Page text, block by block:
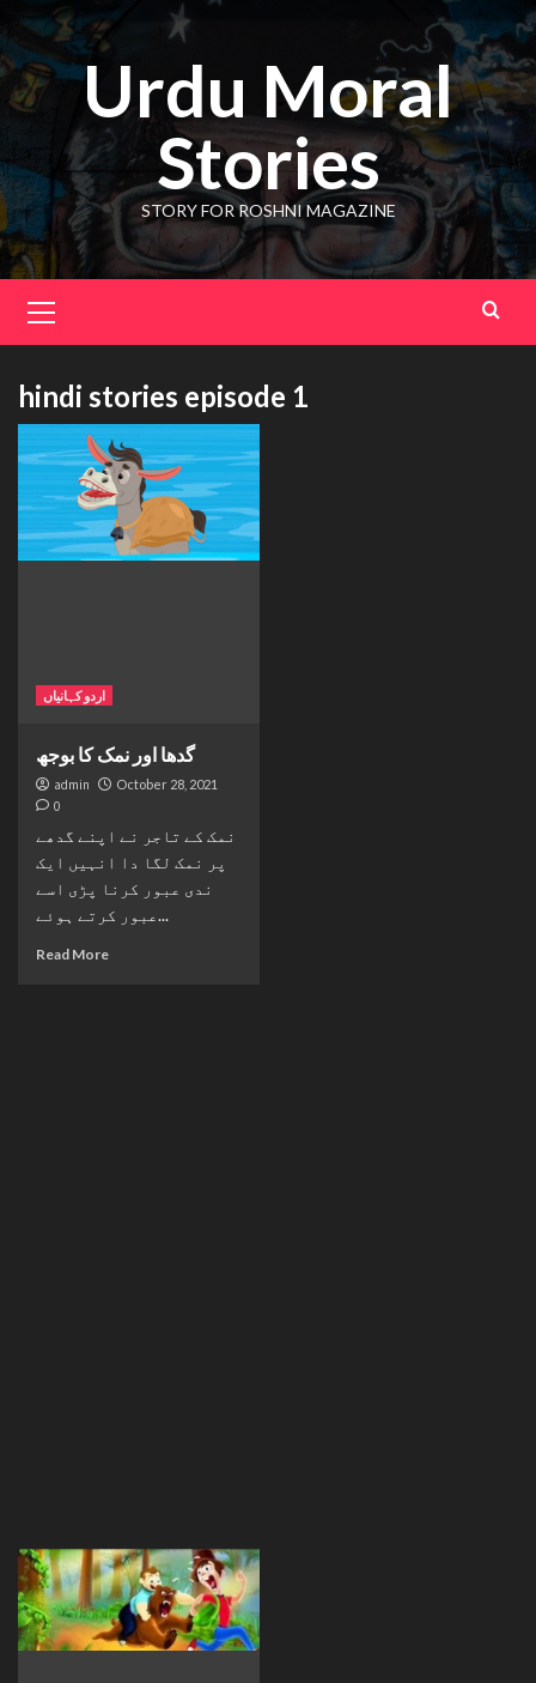
to
content
Urdu Moral
Stories
STORY FOR ROSHNI MAGAZINE
Menu
hindi stories episode 1
اردو کہانیاں
گدھا اور نمک کا بوجھ
admin October 28, 2021
0
نمک کے تاجر نے اپنے گدھے
پر نمک لگا دا انہیں ایک
ندی عبور کرنا پڑی اسے
عبور کرتے ہوئے...
Read More